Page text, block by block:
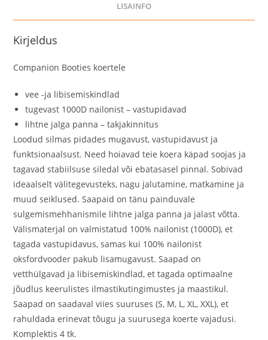
LISAINFO
Kirjeldus
Companion Booties koertele
vee -ja libisemiskindlad
tugevast 1000D nailonist – vastupidavad
lihtne jalga panna – takjakinnitus
Loodud silmas pidades mugavust, vastupidavust ja
funktsionaalsust. Need hoiavad teie koera käpad soojas ja
tagavad stabiilsuse siledal või ebatasasel pinnal. Sobivad
ideaalselt välitegevusteks, nagu jalutamine, matkamine ja
muud seiklused. Saapaid on tänu painduvale
sulgemismehhanismile lihtne jalga panna ja jalast võtta.
Välismaterjal on valmistatud 100% nailonist (1000D), et
tagada vastupidavus, samas kui 100% nailonist
oksfordvooder pakub lisamugavust. Saapad on
vetthülgavad ja libisemiskindlad, et tagada optimaalne
jõudlus keerulistes ilmastikutingimustes ja maastikul.
Saapad on saadaval viies suuruses (S, M, L, XL, XXL), et
rahuldada erinevat tõugu ja suurusega koerte vajadusi.
Komplektis 4 tk.